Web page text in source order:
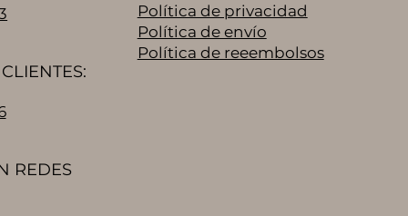
REDES
Política de privacidad
Política de envío
Política de reeembolsos